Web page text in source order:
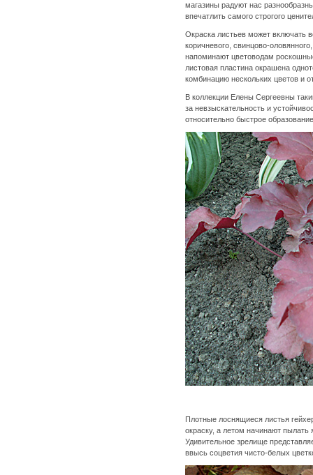
магазины радуют нас
впечатлить самого строгого
Окраска листьев может включать
коричневого, свинцово-
напоминают цветоводам
листовая пластина окрашена
комбинацию нескольких цветов и
В коллекции Елены Сергеевны
за невзыскательность и
относительно быстрое
Плотные лоснящиеся листья
окраску, а летом начинают пылать
Удивительное зрелище
ввысь соцветия чисто-белых